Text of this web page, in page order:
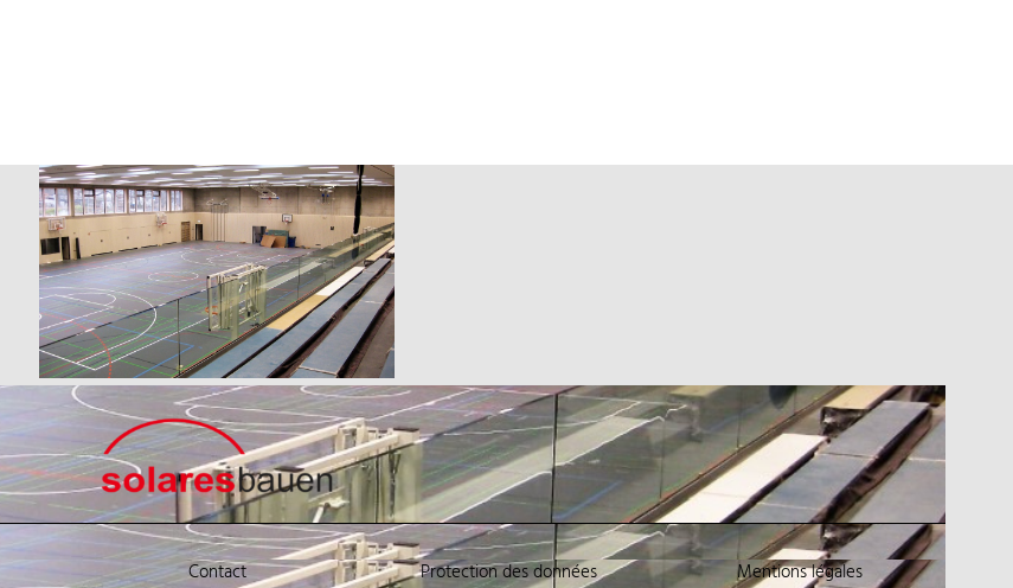
Contact Protection des données Mentions légales